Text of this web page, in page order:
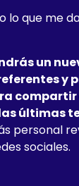
lo que me
un
y
últimas
personal
sociales.